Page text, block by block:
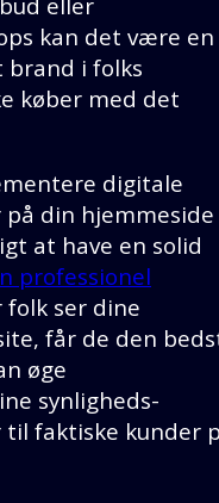
eller
kan det være en
i folks
køber med det
digitale
din hjemmeside
at have en solid
professionel
ser dine
får de den
øge
synligheds-
faktiske kunder